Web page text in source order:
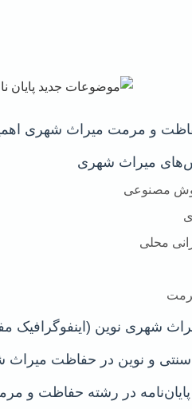
و مرمت میراث شهری
میراث شهری
مصنوعی
محلی
شهری نوین (اینفوگرافیک
سنتی و نوین در حفاظت میراث